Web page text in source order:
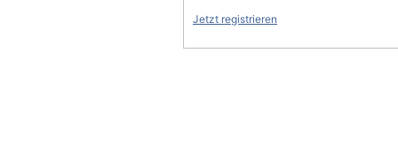
Jetzt registrieren